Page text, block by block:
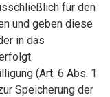
für den
und geben diese
in das
(Art. 6 Abs. 1
Speicherung der